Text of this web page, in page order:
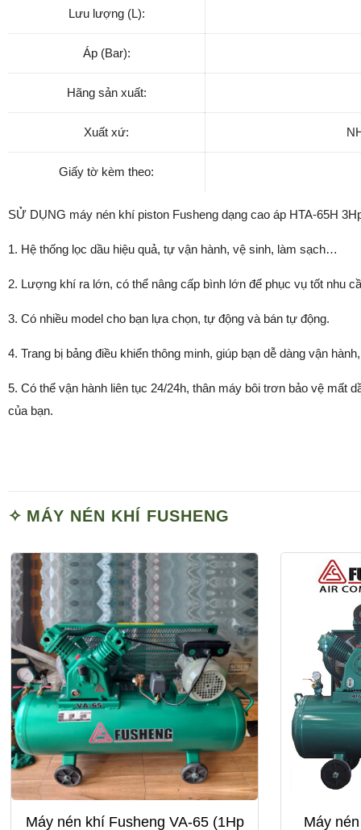
Lưu lượng (L):
Áp (Bar):
Hãng sản xuất:
Xuất xứ:
Giấy tờ kèm theo:
SỬ DỤNG máy nén khí piston Fusheng dạng cao áp HTA-65H
1. Hệ thống lọc dầu hiệu quả, tự vận hành, vệ sinh, làm sạch…
2. Lượng khí ra lớn, có thể nâng cấp bình lớn để phục vụ tốt nhu
3. Có nhiều model cho bạn lựa chọn, tự động và bán tự động.
4. Trang bị bảng điều khiển thông minh, giúp bạn dễ dàng vận
5. Có thể vận hành liên tục 24/24h, thân máy bôi trơn bảo vệ
của bạn.
MÁY NÉN KHÍ FUSHENG
Máy nén khí Fusheng VA-65 (1Hp Máy